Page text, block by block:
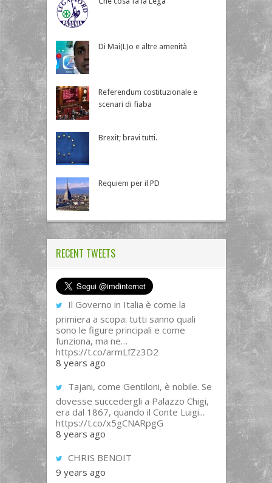
Di Mai(L)o e altre amenità
Referendum costituzionale e
scenari di fiaba
Brexit; bravi tutti.
Requiem per il PD
RECENT TWEETS
Il Governo in Italia è come la
primiera a scopa: tutti sanno quali
sono le figure principali e come
funziona, ma ne…
https://t.co/armLfZz3D2
8 years ago
Tajani, come Gentiloni, è nobile. Se
dovesse succedergli a Palazzo Chigi,
era dal 1867, quando il Conte Luigi...
https://t.co/x5gCNARpgG
8 years ago
CHRIS BENOIT
9 years ago